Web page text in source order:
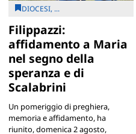
DIOCESI, ...
Filippazzi:
affidamento a Maria
nel segno della
speranza e di
Scalabrini
Un pomeriggio di preghiera,
memoria e affidamento, ha
riunito, domenica 2 agosto,